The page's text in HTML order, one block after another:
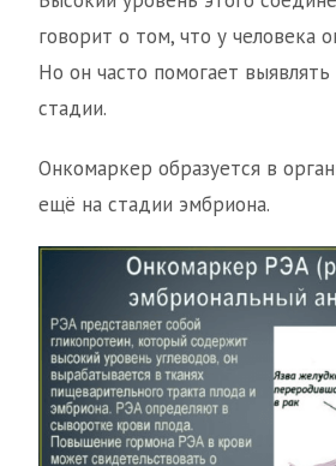
говорит о том, что у человека
Но он часто помогает выявлять
стадии.
Онкомаркер образуется в
ещё на стадии эмбриона.